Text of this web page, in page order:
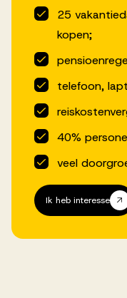
25
kopen;
telefoon,
40%
veel
Ik heb interesse